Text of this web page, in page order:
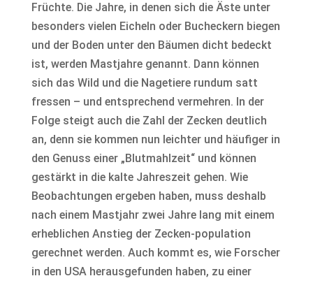
Früchte. Die Jahre, in denen sich die Äste unter
besonders vielen Eicheln oder Bucheckern biegen
und der Boden unter den Bäumen dicht bedeckt
ist, werden Mastjahre genannt. Dann können
sich das Wild und die Nagetiere rundum satt
fressen – und entsprechend vermehren. In der
Folge steigt auch die Zahl der Zecken deutlich
an, denn sie kommen nun leichter und häufiger in
den Genuss einer „Blutmahlzeit“ und können
gestärkt in die kalte Jahreszeit gehen. Wie
Beobachtungen ergeben haben, muss deshalb
nach einem Mastjahr zwei Jahre lang mit einem
erheblichen Anstieg der Zecken-population
gerechnet werden. Auch kommt es, wie Forscher
in den USA herausgefunden haben, zu einer